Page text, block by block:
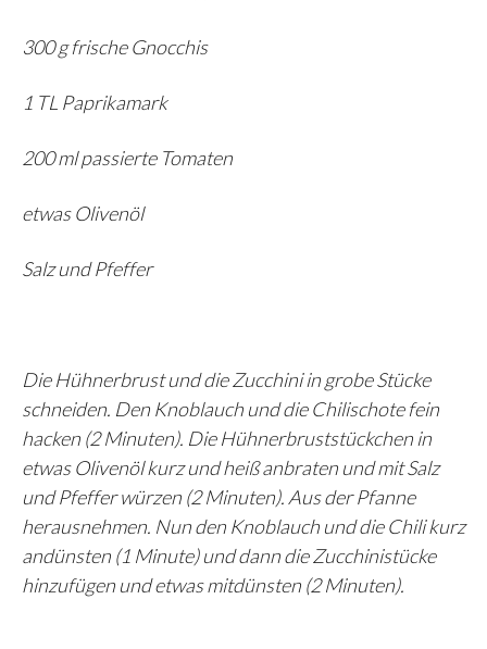
300 g frische Gnocchis
1 TL Paprikamark
200 ml passierte Tomaten
etwas Olivenöl
Salz und Pfeffer
Die Hühnerbrust und die Zucchini in grobe Stücke
schneiden. Den Knoblauch und die Chilischote fein
hacken (2 Minuten). Die Hühnerbruststückchen in
etwas Olivenöl kurz und heiß anbraten und mit Salz
und Pfeffer würzen (2 Minuten). Aus der Pfanne
herausnehmen. Nun den Knoblauch und die Chili kurz
andünsten (1 Minute) und dann die Zucchinistücke
hinzufügen und etwas mitdünsten (2 Minuten).